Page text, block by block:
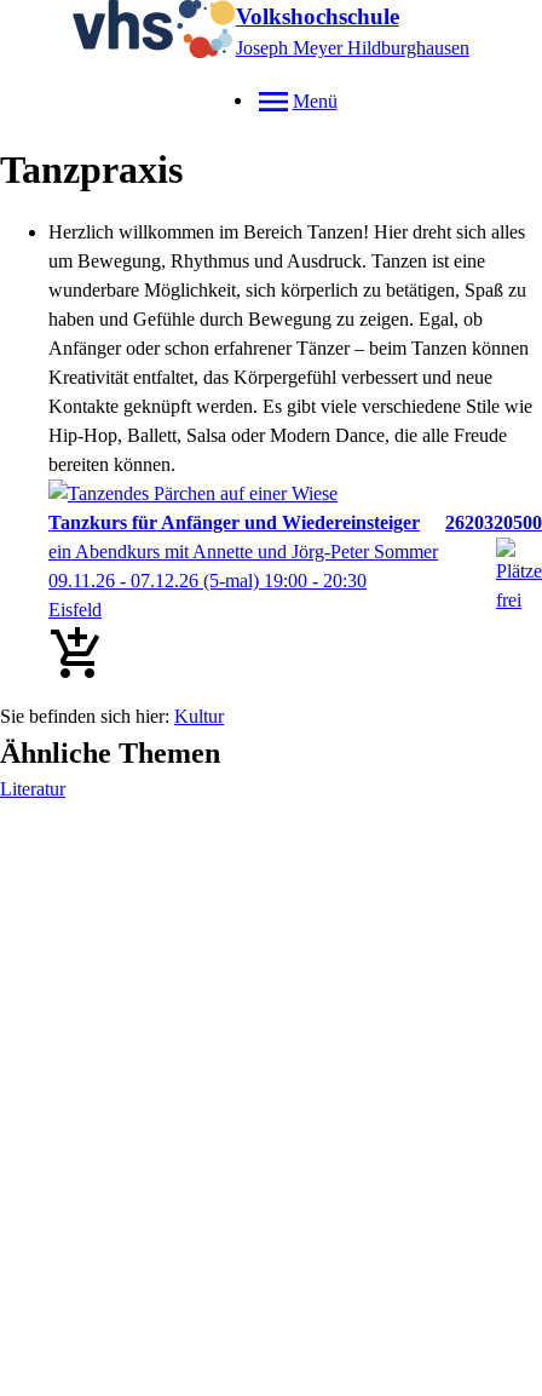
Volkshochschule
Joseph Meyer Hildburghausen
Menü
Tanzpraxis
Herzlich willkommen im Bereich Tanzen! Hier dreht sich alles
um Bewegung, Rhythmus und Ausdruck. Tanzen ist eine
wunderbare Möglichkeit, sich körperlich zu betätigen, Spaß zu
haben und Gefühle durch Bewegung zu zeigen. Egal, ob
Anfänger oder schon erfahrener Tänzer – beim Tanzen können
Kreativität entfaltet, das Körpergefühl verbessert und neue
Kontakte geknüpft werden. Es gibt viele verschiedene Stile wie
Hip-Hop, Ballett, Salsa oder Modern Dance, die alle Freude
bereiten können.
Tanzkurs für Anfänger und Wiedereinsteiger
2620320500
ein Abendkurs mit Annette und Jörg-Peter Sommer
09.11.26 - 07.12.26 (5-mal) 19:00 - 20:30
Eisfeld
Kultur
Ähnliche Themen
Literatur